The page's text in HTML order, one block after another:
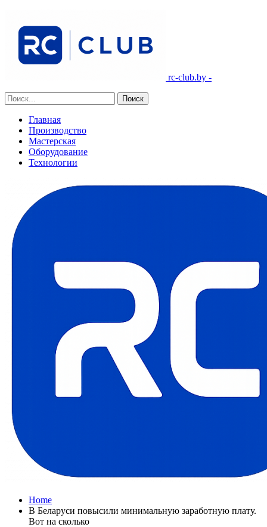
rc-club.by -
Главная
Производство
Мастерская
Оборудование
Технологии
Home
В Беларуси повысили минимальную заработную плату.
Вот на сколько